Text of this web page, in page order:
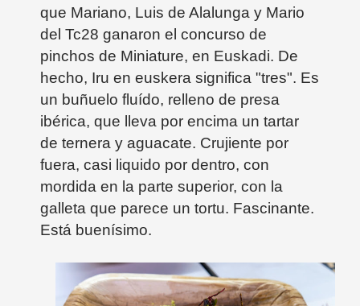
que Mariano, Luis de Alalunga y Mario
del Tc28 ganaron el concurso de
pinchos de Miniature, en Euskadi. De
hecho, Iru en euskera significa "tres". Es
un buñuelo fluído, relleno de presa
ibérica, que lleva por encima un tartar
de ternera y aguacate. Crujiente por
fuera, casi liquido por dentro, con
mordida en la parte superior, con la
galleta que parece un tortu. Fascinante.
Está buenísimo.